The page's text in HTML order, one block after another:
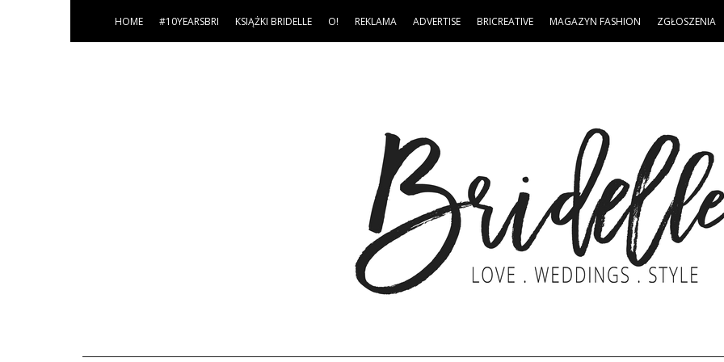
HOME #10YEARSBRI KSIĄŻKI BRIDELLE O! REKLAMA ADVERTISE BRICREATIVE MAGAZYN FASHION ZGŁOSZENIA